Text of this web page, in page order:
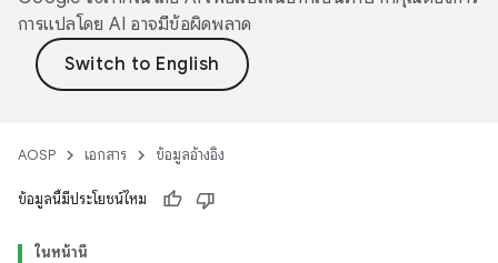
การแปลโดย AI อาจมีข้อผิดพลาด
AOSP เอกสาร ข้อมูลอ้างอิง
ข้อมูลนี้มีประโยชน์ไหม
ในหน้านี้